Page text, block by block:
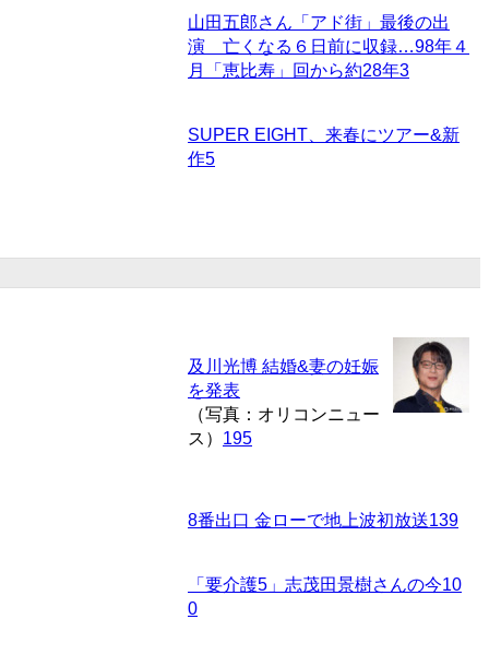
山田五郎さん「アド街」最後の出
演 亡くなる６日前に収録…98年４
月「恵比寿」回から約28年3
SUPER EIGHT、来春にツアー&新
作5
及川光博 結婚&妻の妊娠
を発表
（写真：オリコンニュー
ス） 195
8番出口 金ローで地上波初放送139
「要介護5」志茂田景樹さんの今10
0